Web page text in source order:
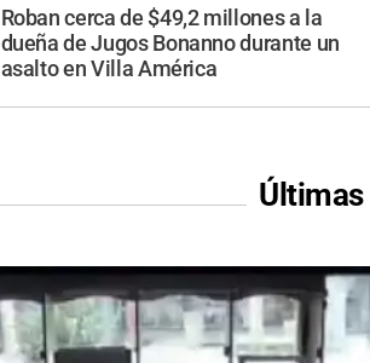
Roban cerca de $49,2 millones a la
dueña de Jugos Bonanno durante un
asalto en Villa América
Últimas